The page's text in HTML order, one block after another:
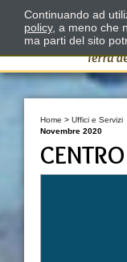
Home > Uffici e Servizi
Novembre 2020
Continuando ad
policy, a meno che
ma parti del sito